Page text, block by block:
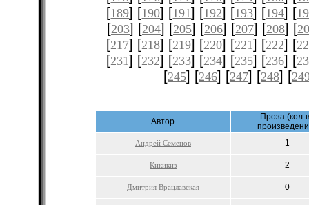
[189] [190] [191] [192] [193] [194] [
[203] [204] [205] [206] [207] [208] [
[217] [218] [219] [220] [221] [222] [
[231] [232] [233] [234] [235] [236] [
[245] [246] [247] [248] [
Автор
Проза (кол-
Андрей Семёнов 1
Кикикиз 2
Дмитрия Врацлавская 0